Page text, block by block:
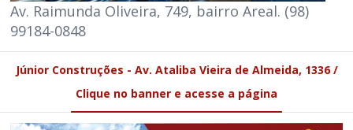
Av. Raimunda Oliveira, 749, bairro Areal. (98)
99184-0848
Júnior Construções - Av. Ataliba Vieira de Almeida, 1336 /
Clique no banner e acesse a página